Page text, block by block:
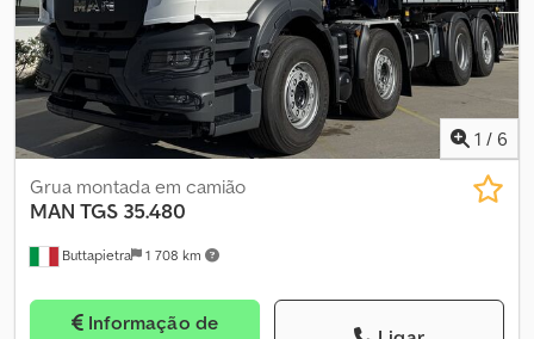
1 / 6
Buttapietra 1 708 km
Grua montada em camião
MAN TGS 35.480
Informação de